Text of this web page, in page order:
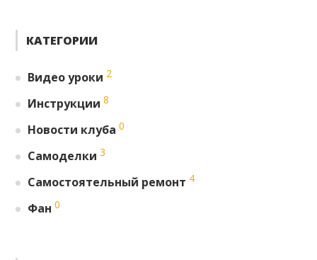
КАТЕГОРИИ
Видео уроки 2
Инструкции 8
Новости клуба 0
Самоделки 3
Самостоятельный ремонт 4
Фан 0